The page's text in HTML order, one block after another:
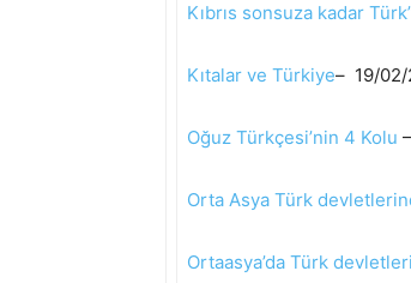
Kıbrıs sonsuza kadar
Kıtalar ve Türkiye– 19/
Oğuz Türkçesi’nin 4 Kolu
Orta Asya Türk
Ortaasya’da Türk